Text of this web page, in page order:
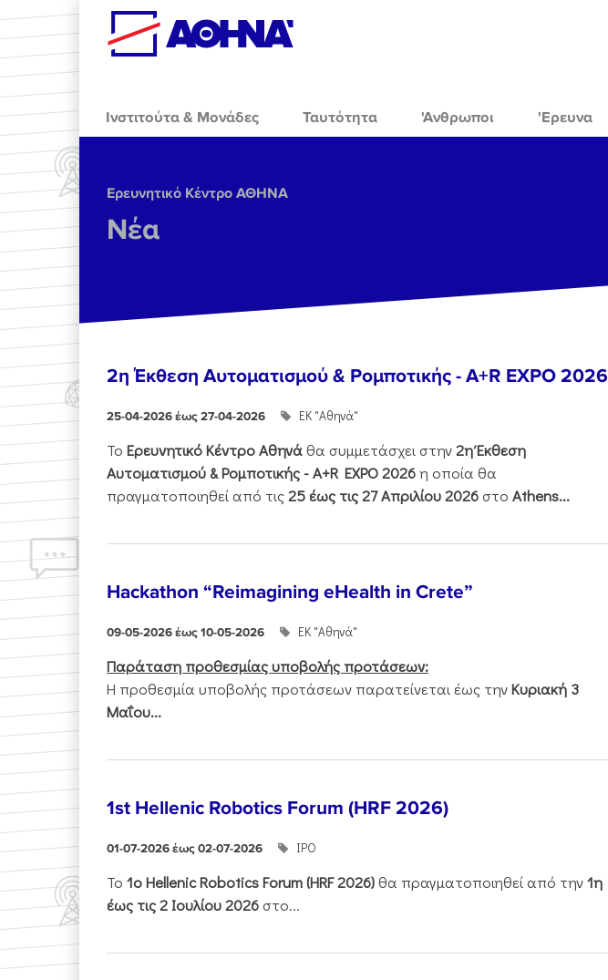
Skip to main content
Ινστιτούτα & Μονάδες Ταυτότητα 'Ανθρωποι 'Ερευνα
Ερευνητικό Κέντρο ΑΘΗΝΑ
Νέα
2η Έκθεση Αυτοματισμού & Ρομποτικής - A+R EXPO 2026
25-04-2026 έως 27-04-2026 ΕΚ "Αθηνά"
Το Ερευνητικό Κέντρο Αθηνάθα συμμετάσχει στην2η Έκθεση
Αυτοματισμού & Ρομποτικής - Α+R EXPO 2026η οποία θα
πραγματοποιηθεί από τις25 έως τις 27 Απριλίου 2026 στο Athens...
Hackathon “Reimagining eHealth in Crete”
09-05-2026 έως 10-05-2026 ΕΚ "Αθηνά"
Παράταση προθεσμίας υποβολής προτάσεων:
Η προθεσμία υποβολής προτάσεων παρατείνεται έως τηνΚυριακή 3
Μαΐου...
1st Hellenic Robotics Forum (HRF 2026)
01-07-2026 έως 02-07-2026 ΙΡΟ
Το 1οHellenicRoboticsForum(HRF2026)θα πραγματοποιηθεί από την1η
έως τις 2 Ιουλίου 2026 στο...